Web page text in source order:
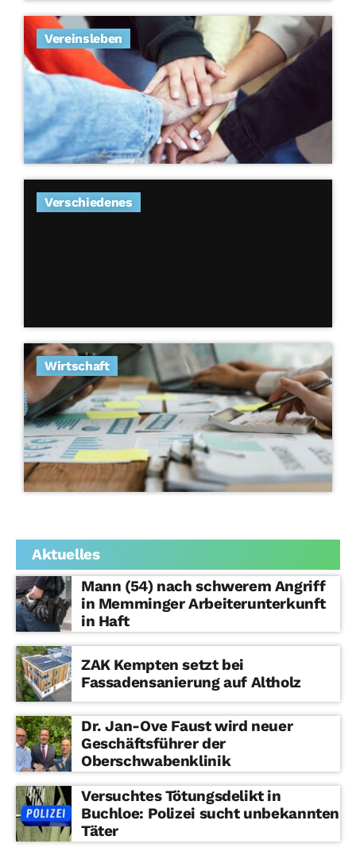
Vereinsleben
Verschiedenes
Wirtschaft
Aktuelles
Mann (54) nach schwerem Angriff
in Memminger Arbeiterunterkunft
in Haft
ZAK Kempten setzt bei
Fassadensanierung auf Altholz
Dr. Jan-Ove Faust wird neuer
Geschäftsführer der
Oberschwabenklinik
Versuchtes Tötungsdelikt in
Buchloe: Polizei sucht unbekannten
Täter